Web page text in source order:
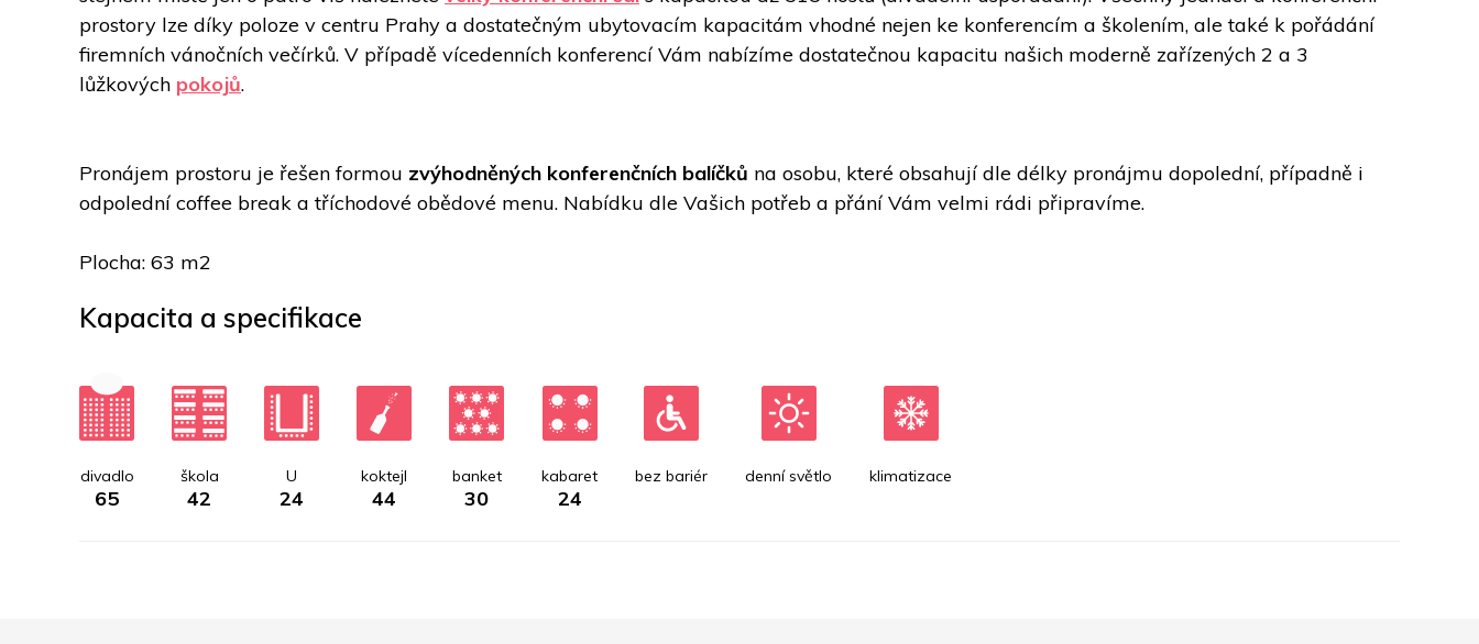
prostory lze díky poloze v centru Prahy a dostatečným ubytovacím kapacitám vhodné nejen ke konferencím a školením, ale také k pořádání
firemních vánočních večírků. V případě vícedenních konferencí Vám nabízíme dostatečnou kapacitu našich moderně zařízených 2 a 3
lůžkových pokojů.
Pronájem prostoru je řešen formou zvýhodněných konferenčních balíčků na osobu, které obsahují dle délky pronájmu dopolední, případně i
odpolední coffee break a tříchodové obědové menu. Nabídku dle Vašich potřeb a přání Vám velmi rádi připravíme.
Plocha: 63 m2
Kapacita a specifikace
divadlo
65
škola
42
U
24
koktejl
44
banket
30
kabaret
24
bez bariér denní světlo klimatizace